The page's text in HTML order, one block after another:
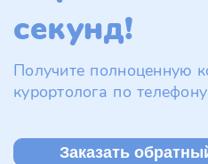
секунд!
Получите полноценную
курортолога по телефону
Заказать